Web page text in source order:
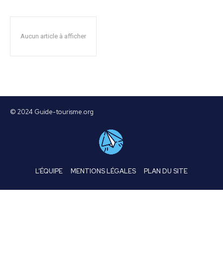
Aucun article à afficher
© 2024 Guide-tourisme.org
L’ÉQUIPE MENTIONS LÉGALES PLAN DU SITE